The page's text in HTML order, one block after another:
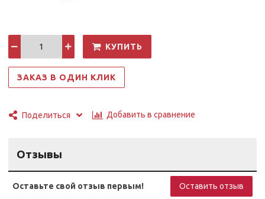
КУПИТЬ
ЗАКАЗ В ОДИН КЛИК
Поделиться Добавить в сравнение
Отзывы
Оставьте свой отзыв первым! Оставить отзыв